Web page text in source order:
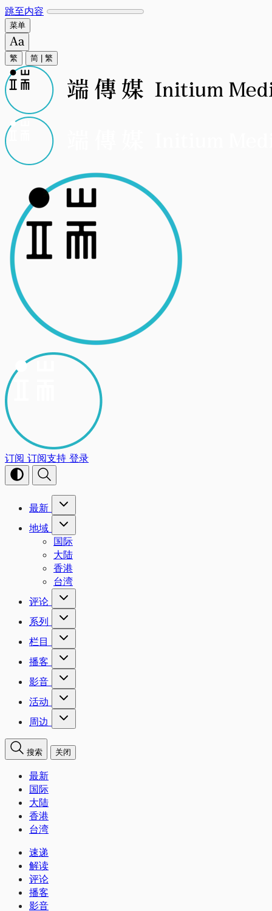
跳至内容
菜单
繁 简 繁
订阅 订阅支持 登录
最新
地域
国际
大陆
香港
台湾
评论
系列
栏目
播客
影音
活动
周边
搜索 关闭
最新
国际
大陆
香港
台湾
速递
解读
评论
播客
影音